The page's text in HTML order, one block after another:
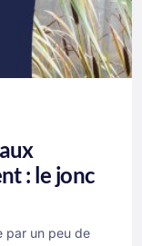
: le jonc
par un peu de